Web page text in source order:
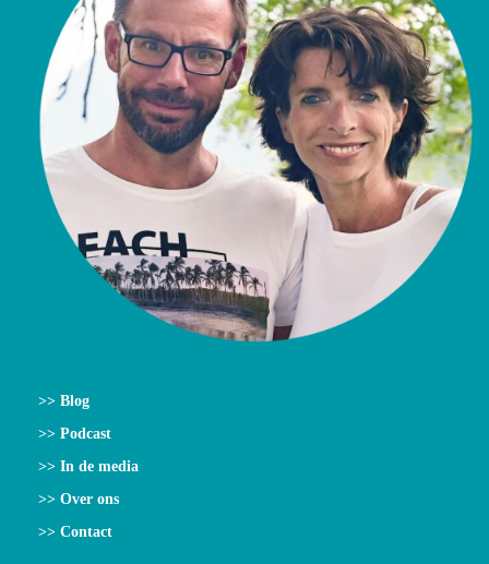
>> Blog
>> Podcast
>> In de media
>> Over ons
>> Contact